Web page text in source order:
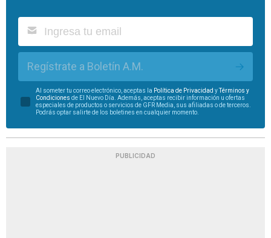
Regístrate a Boletín A.M.
Al someter tu correo electrónico, aceptas la Política de Privacidad yTérminos y
Condiciones de El Nuevo Día. Además, aceptas recibir información u ofertas
especiales de productos o servicios de GFR Media, sus afiliadas o de terceros.
Podrás optar salirte de los boletines en cualquier momento.
PUBLICIDAD